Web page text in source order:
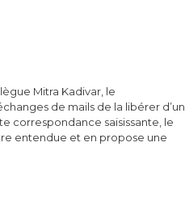
Mitra Kadivar, le
de mails de la libérer d’un
correspondance saisissante, le
entendue et en propose une